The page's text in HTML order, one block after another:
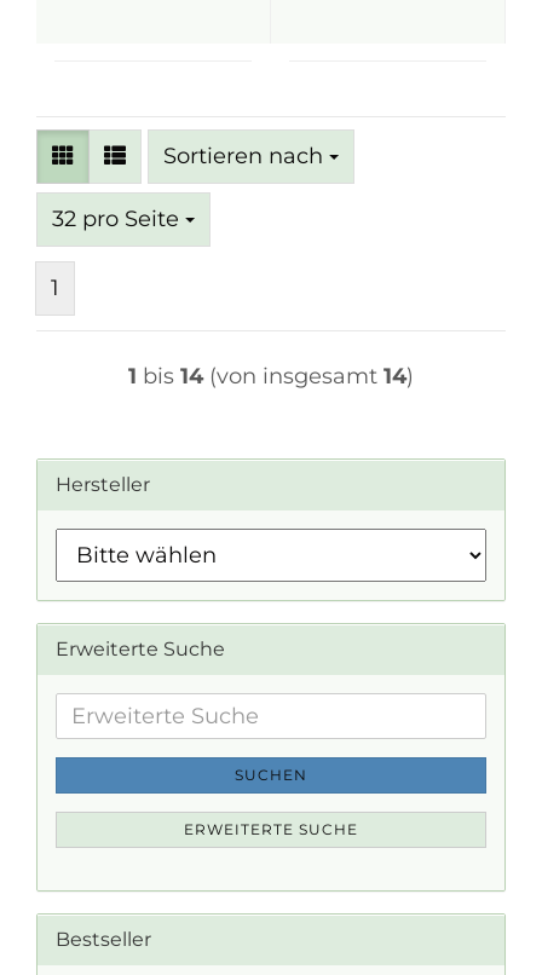
Sortieren nach
Sortieren nach
32 pro Seite
pro Seite
1
1 bis 14(von insgesamt 14)
Hersteller
Erweiterte Suche
Erweiterte
Suche
SUCHEN
ERWEITERTE SUCHE
Bestseller